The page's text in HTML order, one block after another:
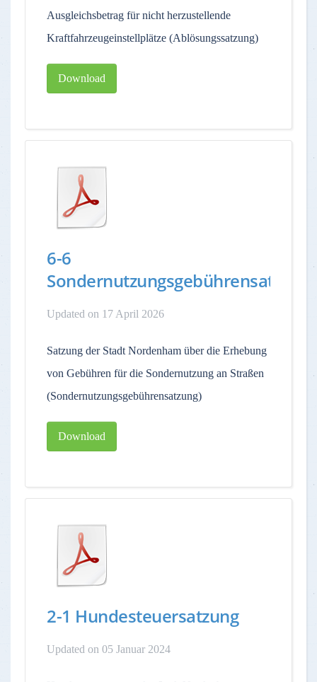
Ausgleichsbetrag für nicht herzustellende
Kraftfahrzeugeinstellplätze (Ablösungssatzung)
Download
6-6
Sondernutzungsgebührensatzung
Updated on 17 April 2026
Satzung der Stadt Nordenham über die Erhebung
von Gebühren für die Sondernutzung an Straßen
(Sondernutzungsgebührensatzung)
Download
2-1 Hundesteuersatzung
Updated on 05 Januar 2024